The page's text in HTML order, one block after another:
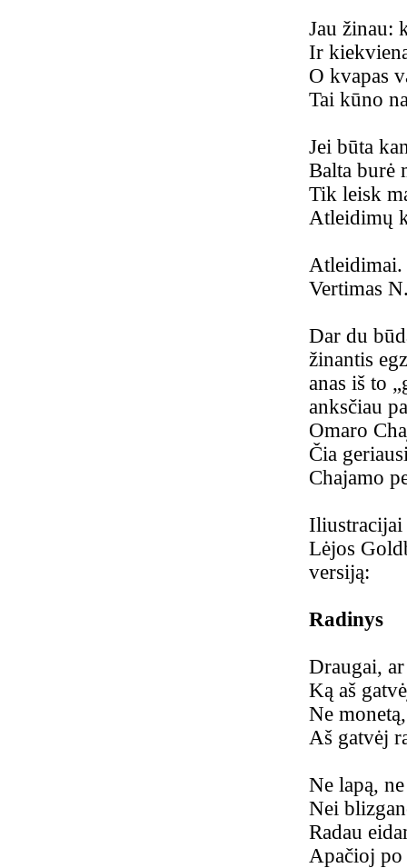
Jau žinau:
Ir
O kvapas
Tai kūno
Jei būta
Balta burė
Tik leisk
Atleidimų
Atleidimai.
Vertimas
Dar du
žinantis
anas iš to
anksčiau
Omaro
Čia
Chajamo
Lėjos
versiją:
Radinys
Draugai,
Ką aš
Ne
Aš gatvėj
Ne lapą,
Nei
Radau
Apačioj